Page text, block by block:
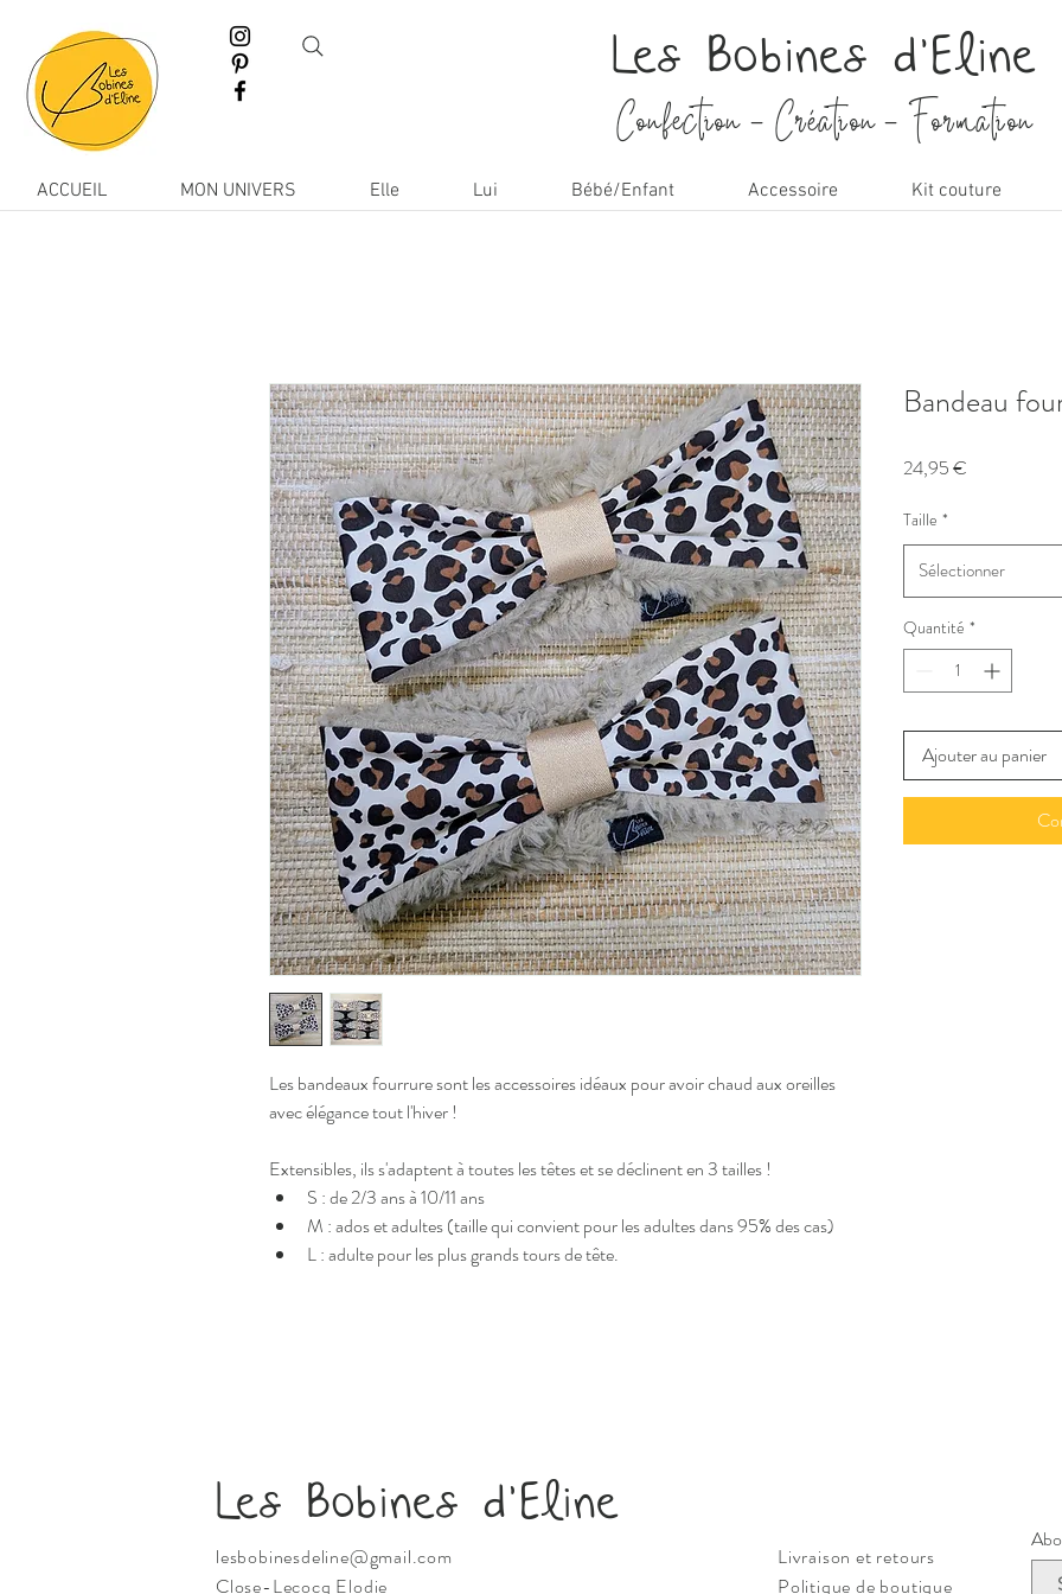
Les Bobines d'Eline
Confection - Création - Formation
ACCUEIL MON UNIVERS Elle Lui Bébé/Enfant Accessoire Kit couture
Les bandeaux fourrure sont les accessoires idéaux pour avoir chaud aux oreilles
avec élégance tout l'hiver !
Extensibles, ils s'adaptent à toutes les têtes et se déclinent en 3 tailles !
S : de 2/3 ans à 10/11 ans
M : ados et adultes (taille qui convient pour les adultes dans 95% des cas)
L : adulte pour les plus grands tours de tête.
Bandeau
24,95 €
Taille *
Sélectionner
Quantité *
Ajouter au panier
Les Bobines d'Eline
lesbobinesdeline@gmail.com
Close-Lecocq Elodie
Livraison et retours
Politique de boutique